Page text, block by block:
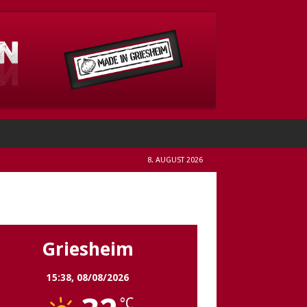
8. AUGUST 2026
Griesheim
15:38, 08/08/2026
°C